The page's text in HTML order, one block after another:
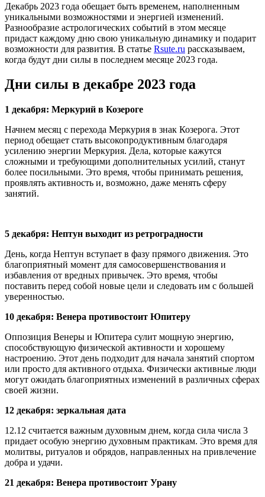
Декабрь 2023 года обещает быть временем, наполненным
уникальными возможностями и энергией изменений.
Разнообразие астрологических событий в этом месяце
придаст каждому дню свою уникальную динамику и подарит
возможности для развития. В статье Rsute.ru рассказываем,
когда будут дни силы в последнем месяце 2023 года.
Дни силы в декабре 2023 года
1 декабря: Меркурий в Козероге
Начнем месяц с перехода Меркурия в знак Козерога. Этот
период обещает стать высокопродуктивным благодаря
усилению энергии Меркурия. Дела, которые кажутся
сложными и требующими дополнительных усилий, станут
более посильными. Это время, чтобы принимать решения,
проявлять активность и, возможно, даже менять сферу
занятий.
5 декабря: Нептун выходит из ретроградности
День, когда Нептун вступает в фазу прямого движения. Это
благоприятный момент для самосовершенствования и
избавления от вредных привычек. Это время, чтобы
поставить перед собой новые цели и следовать им с большей
уверенностью.
10 декабря: Венера противостоит Юпитеру
Оппозиция Венеры и Юпитера сулит мощную энергию,
способствующую физической активности и хорошему
настроению. Этот день подходит для начала занятий спортом
или просто для активного отдыха. Физически активные люди
могут ожидать благоприятных изменений в различных сферах
своей жизни.
12 декабря: зеркальная дата
12.12 считается важным духовным днем, когда сила числа 3
придает особую энергию духовным практикам. Это время для
молитвы, ритуалов и обрядов, направленных на привлечение
добра и удачи.
21 декабря: Венера противостоит Урану